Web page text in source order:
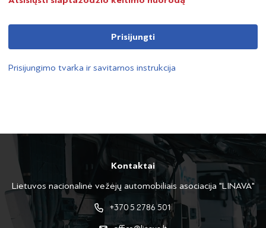
Prisijungti
Prisijungimo tvarka ir savitarnos instrukcija
Kontaktai
Lietuvos nacionalinė vežėjų automobiliais asociacija "LINAVA"
+370 5 2786 501